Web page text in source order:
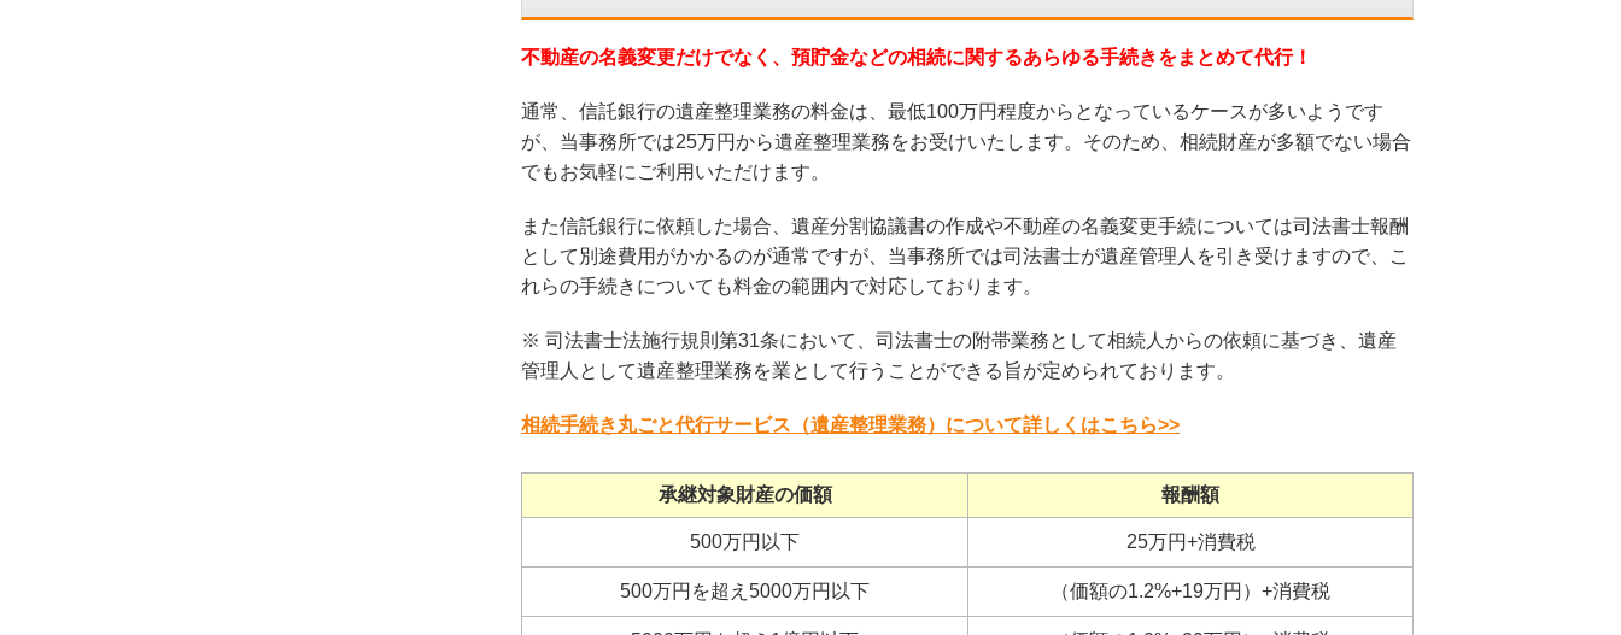
不動産の名義変更だけでなく、預貯金などの相続に関するあらゆる手続きをまとめて代行！
通常、信託銀行の遺産整理業務の料金は、最低100万円程度からとなっているケースが多いようです
が、当事務所では25万円から遺産整理業務をお受けいたします。そのため、相続財産が多額でない場合
でもお気軽にご利用いただけます。
また信託銀行に依頼した場合、遺産分割協議書の作成や不動産の名義変更手続については司法書士報酬
として別途費用がかかるのが通常ですが、当事務所では司法書士が遺産管理人を引き受けますので、こ
れらの手続きについても料金の範囲内で対応しております。
※ 司法書士法施行規則第31条において、司法書士の附帯業務として相続人からの依頼に基づき、遺産
管理人として遺産整理業務を業として行うことができる旨が定められております。
相続手続き丸ごと代行サービス（遺産整理業務）について詳しくはこちら>>
承継対象財産の価額 報酬額
500万円以下 25万円+消費税
500万円を超え5000万円以下 （価額の1.2%+19万円）+消費税